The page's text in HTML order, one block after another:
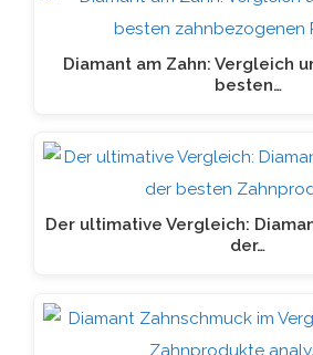
Diamant am Zahn: Vergleich
besten…
Der ultimative Vergleich:
der…